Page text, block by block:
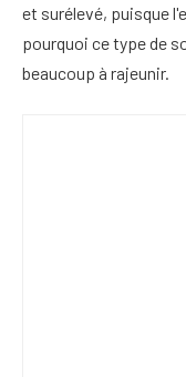
et surélevé, puisque
pourquoi ce type de
beaucoup à rajeunir.